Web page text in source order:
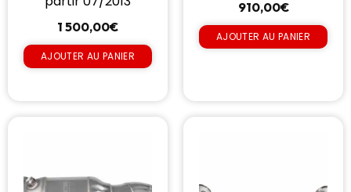
1 500,00€
AJOUTER AU PANIER
910,00€
AJOUTER AU PANIER